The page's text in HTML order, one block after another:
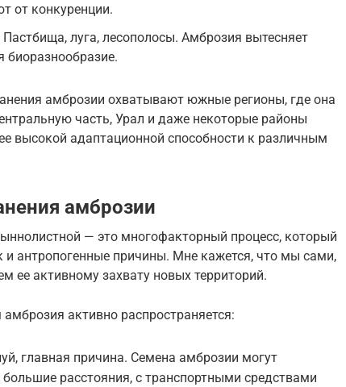
от конкуренции.
луга, лесополосы. Амброзия вытесняет
амброзии охватывают южные регионы, где она
часть, Урал и даже некоторые районы
высокой адаптационной способности к различным
амброзии
— это многофакторный процесс, который
и антропогенные причины. Мне кажется, что мы сами,
ее активному захвату новых территорий.
активно распространяется:
главная причина. Семена амброзии могут
расстояния, с транспортными средствами